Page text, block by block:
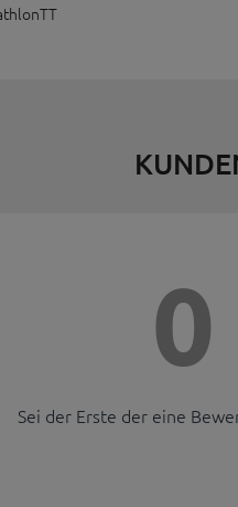
0
Sei der Erste der eine